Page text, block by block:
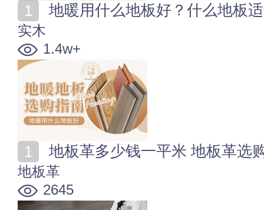
地暖用什么地板好？什么地板
实木
1.4w+
地板革多少钱一平米 地板革选
地板革
2645